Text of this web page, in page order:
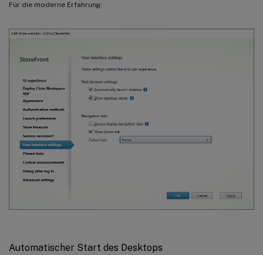
Für die moderne Erfahrung:
Automatischer Start des Desktops